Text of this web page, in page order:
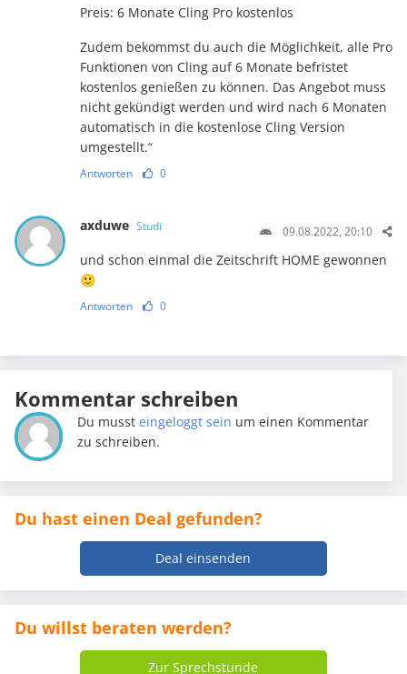
Preis: 6 Monate Cling Pro kostenlos
Zudem bekommst du auch die Möglichkeit, alle Pro
Funktionen von Cling auf 6 Monate befristet
kostenlos genießen zu können. Das Angebot muss
nicht gekündigt werden und wird nach 6 Monaten
automatisch in die kostenlose Cling Version
umgestellt.“
Antworten 0
axduwe Studi 09.08.2022, 20:10
und schon einmal die Zeitschrift HOME gewonnen
🙂
Antworten 0
Kommentar schreiben
Du mussteingeloggt sein um einen Kommentar
zu schreiben.
Du hast einen Deal gefunden?
Deal einsenden
Du willst beraten werden?
Zur Sprechstunde